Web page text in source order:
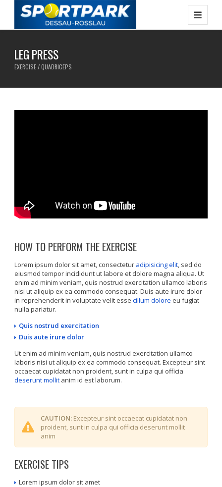
LEG PRESS
EXERCISE / QUADRICEPS
HOW TO PERFORM THE EXERCISE
Lorem ipsum dolor sit amet, consectetur adipisicing elit, sed do
eiusmod tempor incididunt ut labore et dolore magna aliqua. Ut
enim ad minim veniam, quis nostrud exercitation ullamco laboris
nisi ut aliquip ex ea commodo consequat. Duis aute irure dolor
in reprehenderit in voluptate velit essecillum dolore eu fugiat
nulla pariatur.
Quis nostrud exercitation
Duis aute irure dolor
Ut enim ad minim veniam, quis nostrud exercitation ullamco
laboris nisi ut aliquip ex ea commodo consequat. Excepteur sint
occaecat cupidatat non proident, sunt in culpa qui officia
deserunt mollit anim id est laborum.
CAUTION: Excepteur sint occaecat cupidatat non
proident, sunt in culpa qui officia deserunt mollit
anim
EXERCISE TIPS
Lorem ipsum dolor sit amet